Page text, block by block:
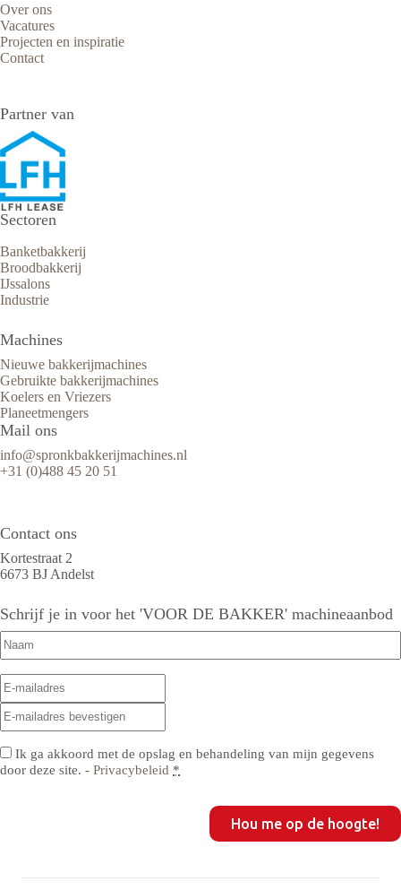
Over ons
Vacatures
Projecten en inspiratie
Contact
Partner van
Sectoren
Banketbakkerij
Broodbakkerij
IJssalons
Industrie
Machines
Nieuwe bakkerijmachines
Gebruikte bakkerijmachines
Koelers en Vriezers
Planeetmengers
Mail ons
info@spronkbakkerijmachines.nl
+31 (0)488 45 20 51
Contact ons
Kortestraat 2
6673 BJ Andelst
Schrijf je in voor het 'VOOR DE BAKKER' machineaanbod
Naam
E-
mailadres(Vereist)
Privacy(Vereist)
Ik ga akkoord met de opslag en behandeling van mijn gegevens
door deze site. - Privacybeleid *